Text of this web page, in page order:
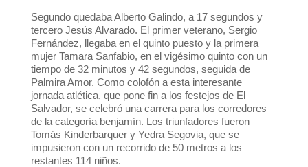
Segundo quedaba Alberto Galindo, a 17 segundos y
tercero Jesús Alvarado. El primer veterano, Sergio
Fernández, llegaba en el quinto puesto y la primera
mujer Tamara Sanfabio, en el vigésimo quinto con un
tiempo de 32 minutos y 42 segundos, seguida de
Palmira Amor. Como colofón a esta interesante
jornada atlética, que pone fin a los festejos de El
Salvador, se celebró una carrera para los corredores
de la categoría benjamín. Los triunfadores fueron
Tomás Kinderbarquer y Yedra Segovia, que se
impusieron con un recorrido de 50 metros a los
restantes 114 niños.